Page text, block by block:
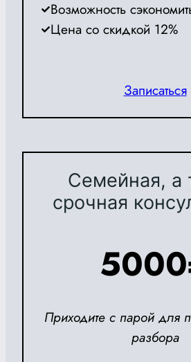
Возможность
Цена со скидкой 12%
Записаться
Семейная, а
срочная
Приходите с парой для
разбора